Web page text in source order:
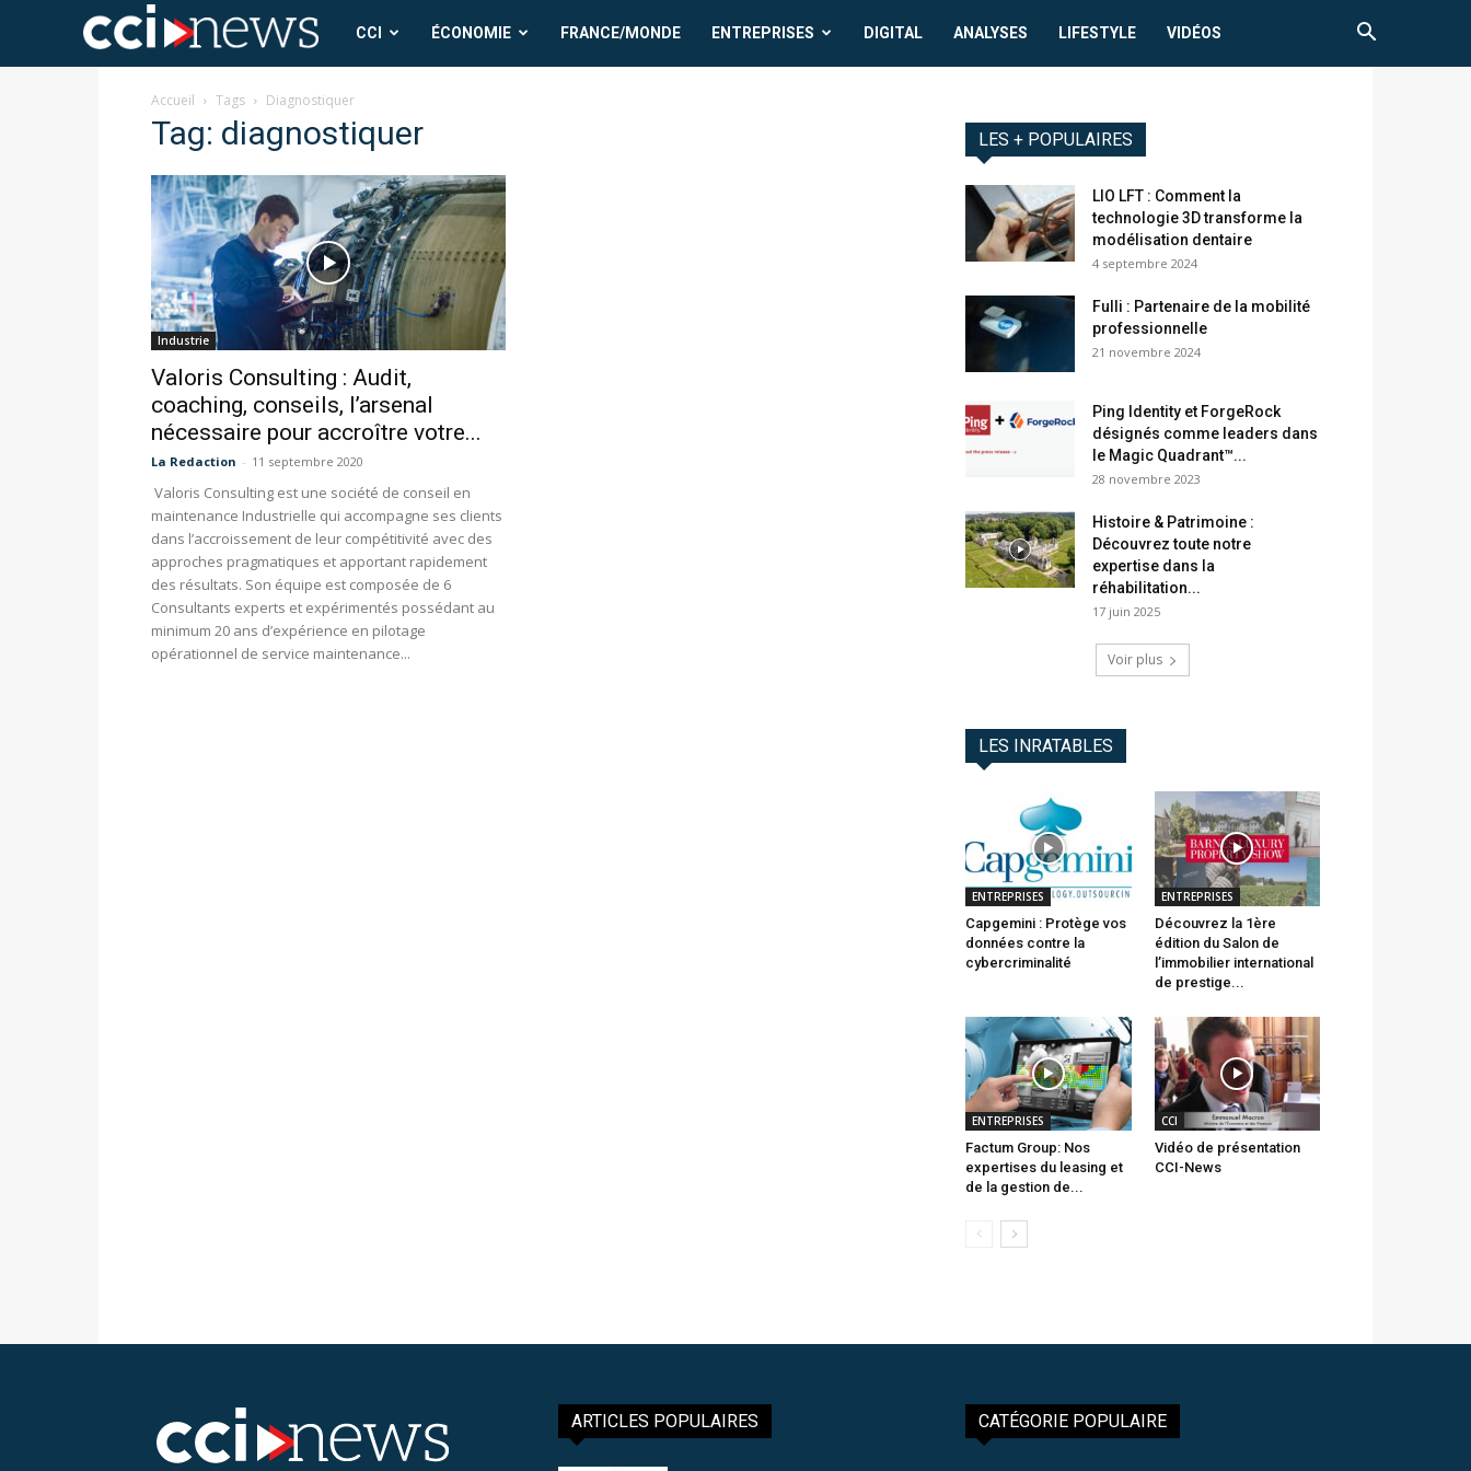
CCI
News
CCI ÉCONOMIE FRANCE/MONDE ENTREPRISES DIGITAL ANALYSES LIFESTYLE VIDÉOS
Accueil Tags Diagnostiquer
Tag: diagnostiquer
Industrie
Valoris Consulting : Audit,
coaching, conseils, l’arsenal
nécessaire pour accroître votre...
La Redaction - 11 septembre 2020
Valoris Consulting est une société de conseil en
maintenance Industrielle qui accompagne ses clients
dans l’accroissement de leur compétitivité avec des
approches pragmatiques et apportant rapidement
des résultats. Son équipe est composée de 6
Consultants experts et expérimentés possédant au
minimum 20 ans d’expérience en pilotage
opérationnel de service maintenance...
LES + POPULAIRES
LIO LFT : Comment la
technologie 3D transforme la
modélisation dentaire
4 septembre 2024
Fulli : Partenaire de la mobilité
professionnelle
21 novembre 2024
Ping Identity et ForgeRock
désignés comme leaders dans
le Magic Quadrant™...
28 novembre 2023
Histoire & Patrimoine :
Découvrez toute notre
expertise dans la
réhabilitation...
17 juin 2025
Voir plus
LES INRATABLES
ENTREPRISES
Capgemini : Protège vos
données contre la
cybercriminalité
ENTREPRISES
Découvrez la 1ère
édition du Salon de
l’immobilier international
de prestige...
ENTREPRISES
Factum Group: Nos
expertises du leasing et
de la gestion de...
CCI
Vidéo de présentation
CCI-News
ARTICLES POPULAIRES CATÉGORIE POPULAIRE